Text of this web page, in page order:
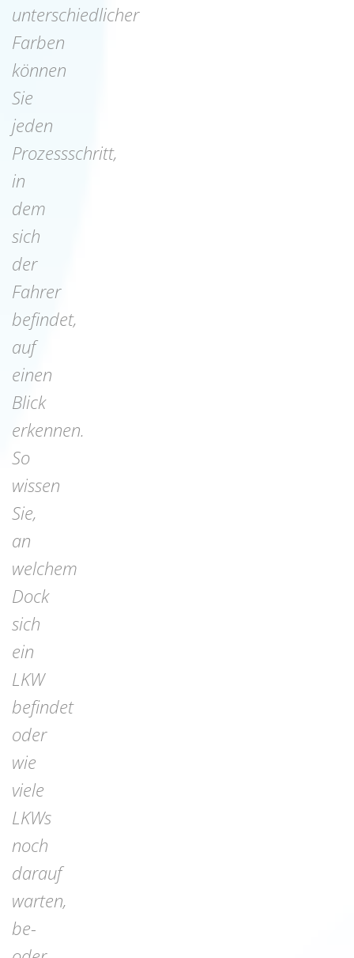
unterschiedlicher
Farben
können
Sie
jeden
Prozessschritt,
in
dem
sich
der
Fahrer
befindet,
auf
einen
Blick
erkennen.
So
wissen
Sie,
an
welchem
Dock
sich
ein
LKW
befindet
oder
wie
viele
LKWs
noch
darauf
warten,
be-